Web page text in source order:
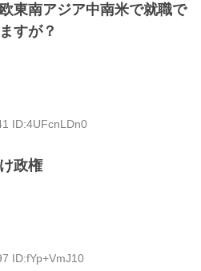
東南アジア中南米で就職で
すが？
ID:4UFcnLDn0
政権
ID:fYp+VmJ10